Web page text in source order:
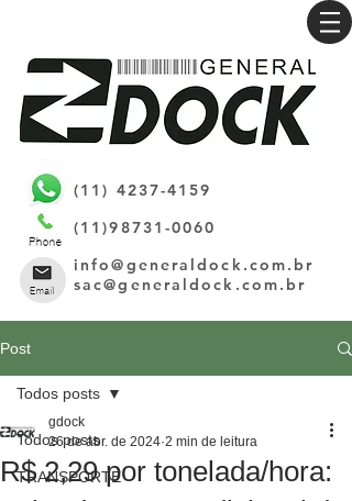
(11) 4237-4159
(11)98731-0060
info@generaldock.com.br
sac@generaldock.com.br
Post
Todos posts
TRANSPORTE
Todos posts
R$ 2,29 por tonelada/hora:
gdock
26 de abr. de 2024 2 min de leitura